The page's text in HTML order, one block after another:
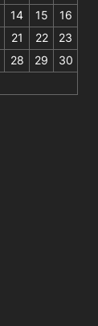
14 15
16
21 22
23
28 29
30